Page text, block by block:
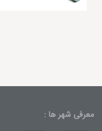
خوردن غذاهایی با طعم
است نباید به هیچ
معرفی شهر ها :